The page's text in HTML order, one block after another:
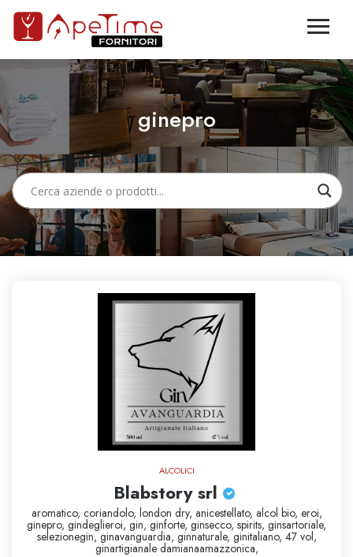
ginepro
ALCOLICI
Blabstory srl
aromatico, coriandolo, london dry, anicestellato, alcol bio, eroi,
ginepro, gindeglieroi, gin, ginforte, ginsecco, spirits, ginsartoriale,
selezionegin, ginavanguardia, ginnaturale, ginitaliano, 47 vol,
ginartigianale damianaamazzonica,